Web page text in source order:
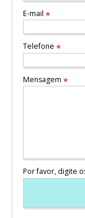
E-mail *
Telefone *
Mensagem *
Por favor, digite